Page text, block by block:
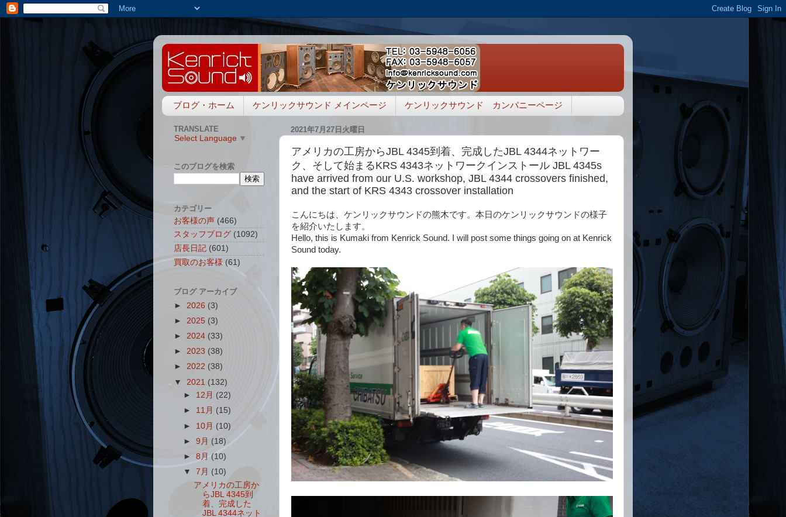
ブログ・ホーム ケンリックサウンド メインページ ケンリックサウンド カンパニーページ
2021年7月27日火曜日
アメリカの工房からJBL 4345到着、完成したJBL 4344ネットワー
ク、そして始まるKRS 4343ネットワークインストール JBL 4345s
have arrived from our U.S. workshop, JBL 4344 crossovers finished,
and the start of KRS 4343 crossover installation
こんにちは、ケンリックサウンドの熊木です。本日のケンリックサウンドの様子
を紹介いたします。
Hello, this is Kumaki from Kenrick Sound. I will post some things going on at Kenrick
Sound today.
TRANSLATE
Select Language ▼
このブログを検索
カテゴリー
お客様の声 (466)
スタッフブログ (1092)
店長日記 (601)
買取のお客様 (61)
ブログ アーカイブ
► 2026 (3)
► 2025 (3)
► 2024 (33)
► 2023 (38)
► 2022 (38)
▼ 2021 (132)
► 12月 (22)
► 11月 (15)
► 10月 (10)
►9月 (18)
►8月(10)
▼7月 (10)
アメリカの工房か
らJBL 4345到
着、完成した
JBL 4344ネット